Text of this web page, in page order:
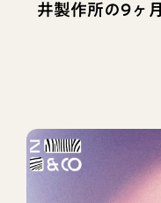
#投資
#Exit to
#ジェン
#ジェン
井製作所の9ヶ月